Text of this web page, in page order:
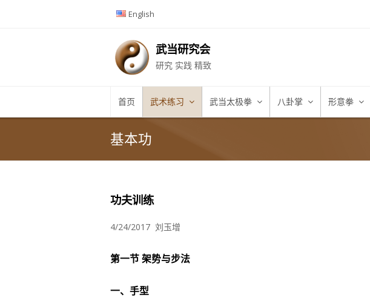
English
武当研究会
研究 实践 精致
首页 武术练习 武当太极拳 八卦掌 形意拳
基本功
功夫训练
4/24/2017 刘玉增
第一节 架势与步法
一、手型